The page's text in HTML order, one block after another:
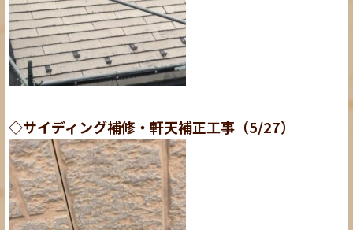
◇サイディング補修・軒天補正工事（5/27）